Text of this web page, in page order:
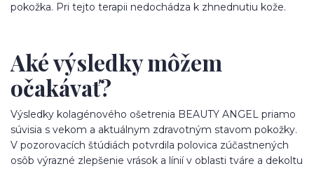
pokožka. Pri tejto terapii nedochádza k zhnednutiu kože.
Aké výsledky môžem
očakávať?
Výsledky kolagénového ošetrenia BEAUTY ANGEL priamo
súvisia s vekom a aktuálnym zdravotným stavom pokožky.
V pozorovacích štúdiách potvrdila polovica zúčastnených
osôb výrazné zlepšenie vrások a línií v oblasti tváre a dekoltu